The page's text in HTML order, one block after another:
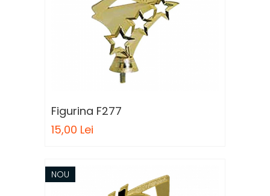
Figurina F277
15,00 Lei
NOU